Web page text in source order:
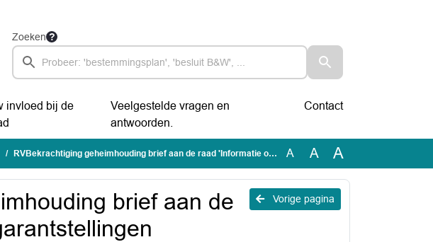
Zoeken
invloed bij de
Veelgestelde vragen en
antwoorden.
Contact
RVBekrachtiging geheimhouding brief aan de raad 'Informatie over garantstellingen Programmabegroting 2023-2026' met kenmerk X.2022.06128 (2022.0001918).pdf A A A
Vorige pagina
brief aan de